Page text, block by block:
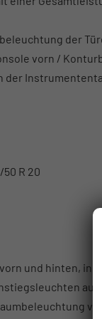
der
vorn /
R 20
und hinten,
auf